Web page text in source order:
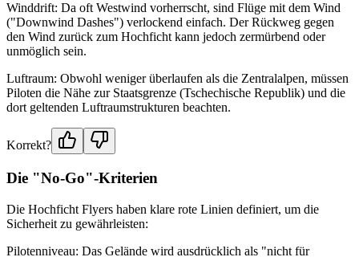
Winddrift: Da oft Westwind vorherrscht, sind Flüge mit dem Wind
("Downwind Dashes") verlockend einfach. Der Rückweg gegen
den Wind zurück zum Hochficht kann jedoch zermürbend oder
unmöglich sein.
Luftraum: Obwohl weniger überlaufen als die Zentralalpen, müssen
Piloten die Nähe zur Staatsgrenze (Tschechische Republik) und die
dort geltenden Luftraumstrukturen beachten.
Korrekt?
Die "No-Go"-Kriterien
Die Hochficht Flyers haben klare rote Linien definiert, um die
Sicherheit zu gewährleisten:
Pilotenniveau: Das Gelände wird ausdrücklich als "nicht für